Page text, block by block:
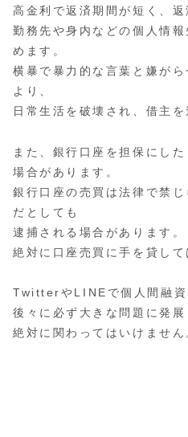
高金利で返済期間が短く、
勤務先や身内などの個人情
めます。
横暴で暴力的な言葉と嫌が
より、
日常生活を破壊され、借主を
また、銀行口座を担保にし
場合があります。
銀行口座の売買は法律で禁
だとしても
逮捕される場合があります。
絶対に口座売買に手を貸して
TwitterやLINEで個人間融資
後々に必ず大きな問題に発展
絶対に関わってはいけません